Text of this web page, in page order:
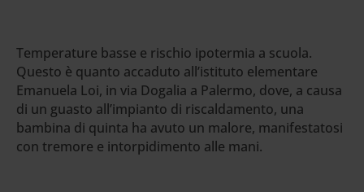
Temperature basse e rischio ipotermia a scuola.
Questo è quanto accaduto all’istituto elementare
Emanuela Loi, in via Dogalia a Palermo, dove, a causa
di un guasto all’impianto di riscaldamento, una
bambina di quinta ha avuto un malore, manifestatosi
con tremore e intorpidimento alle mani.